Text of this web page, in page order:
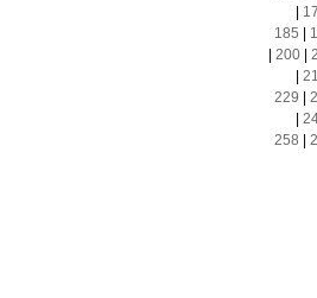
185
200|
229
258